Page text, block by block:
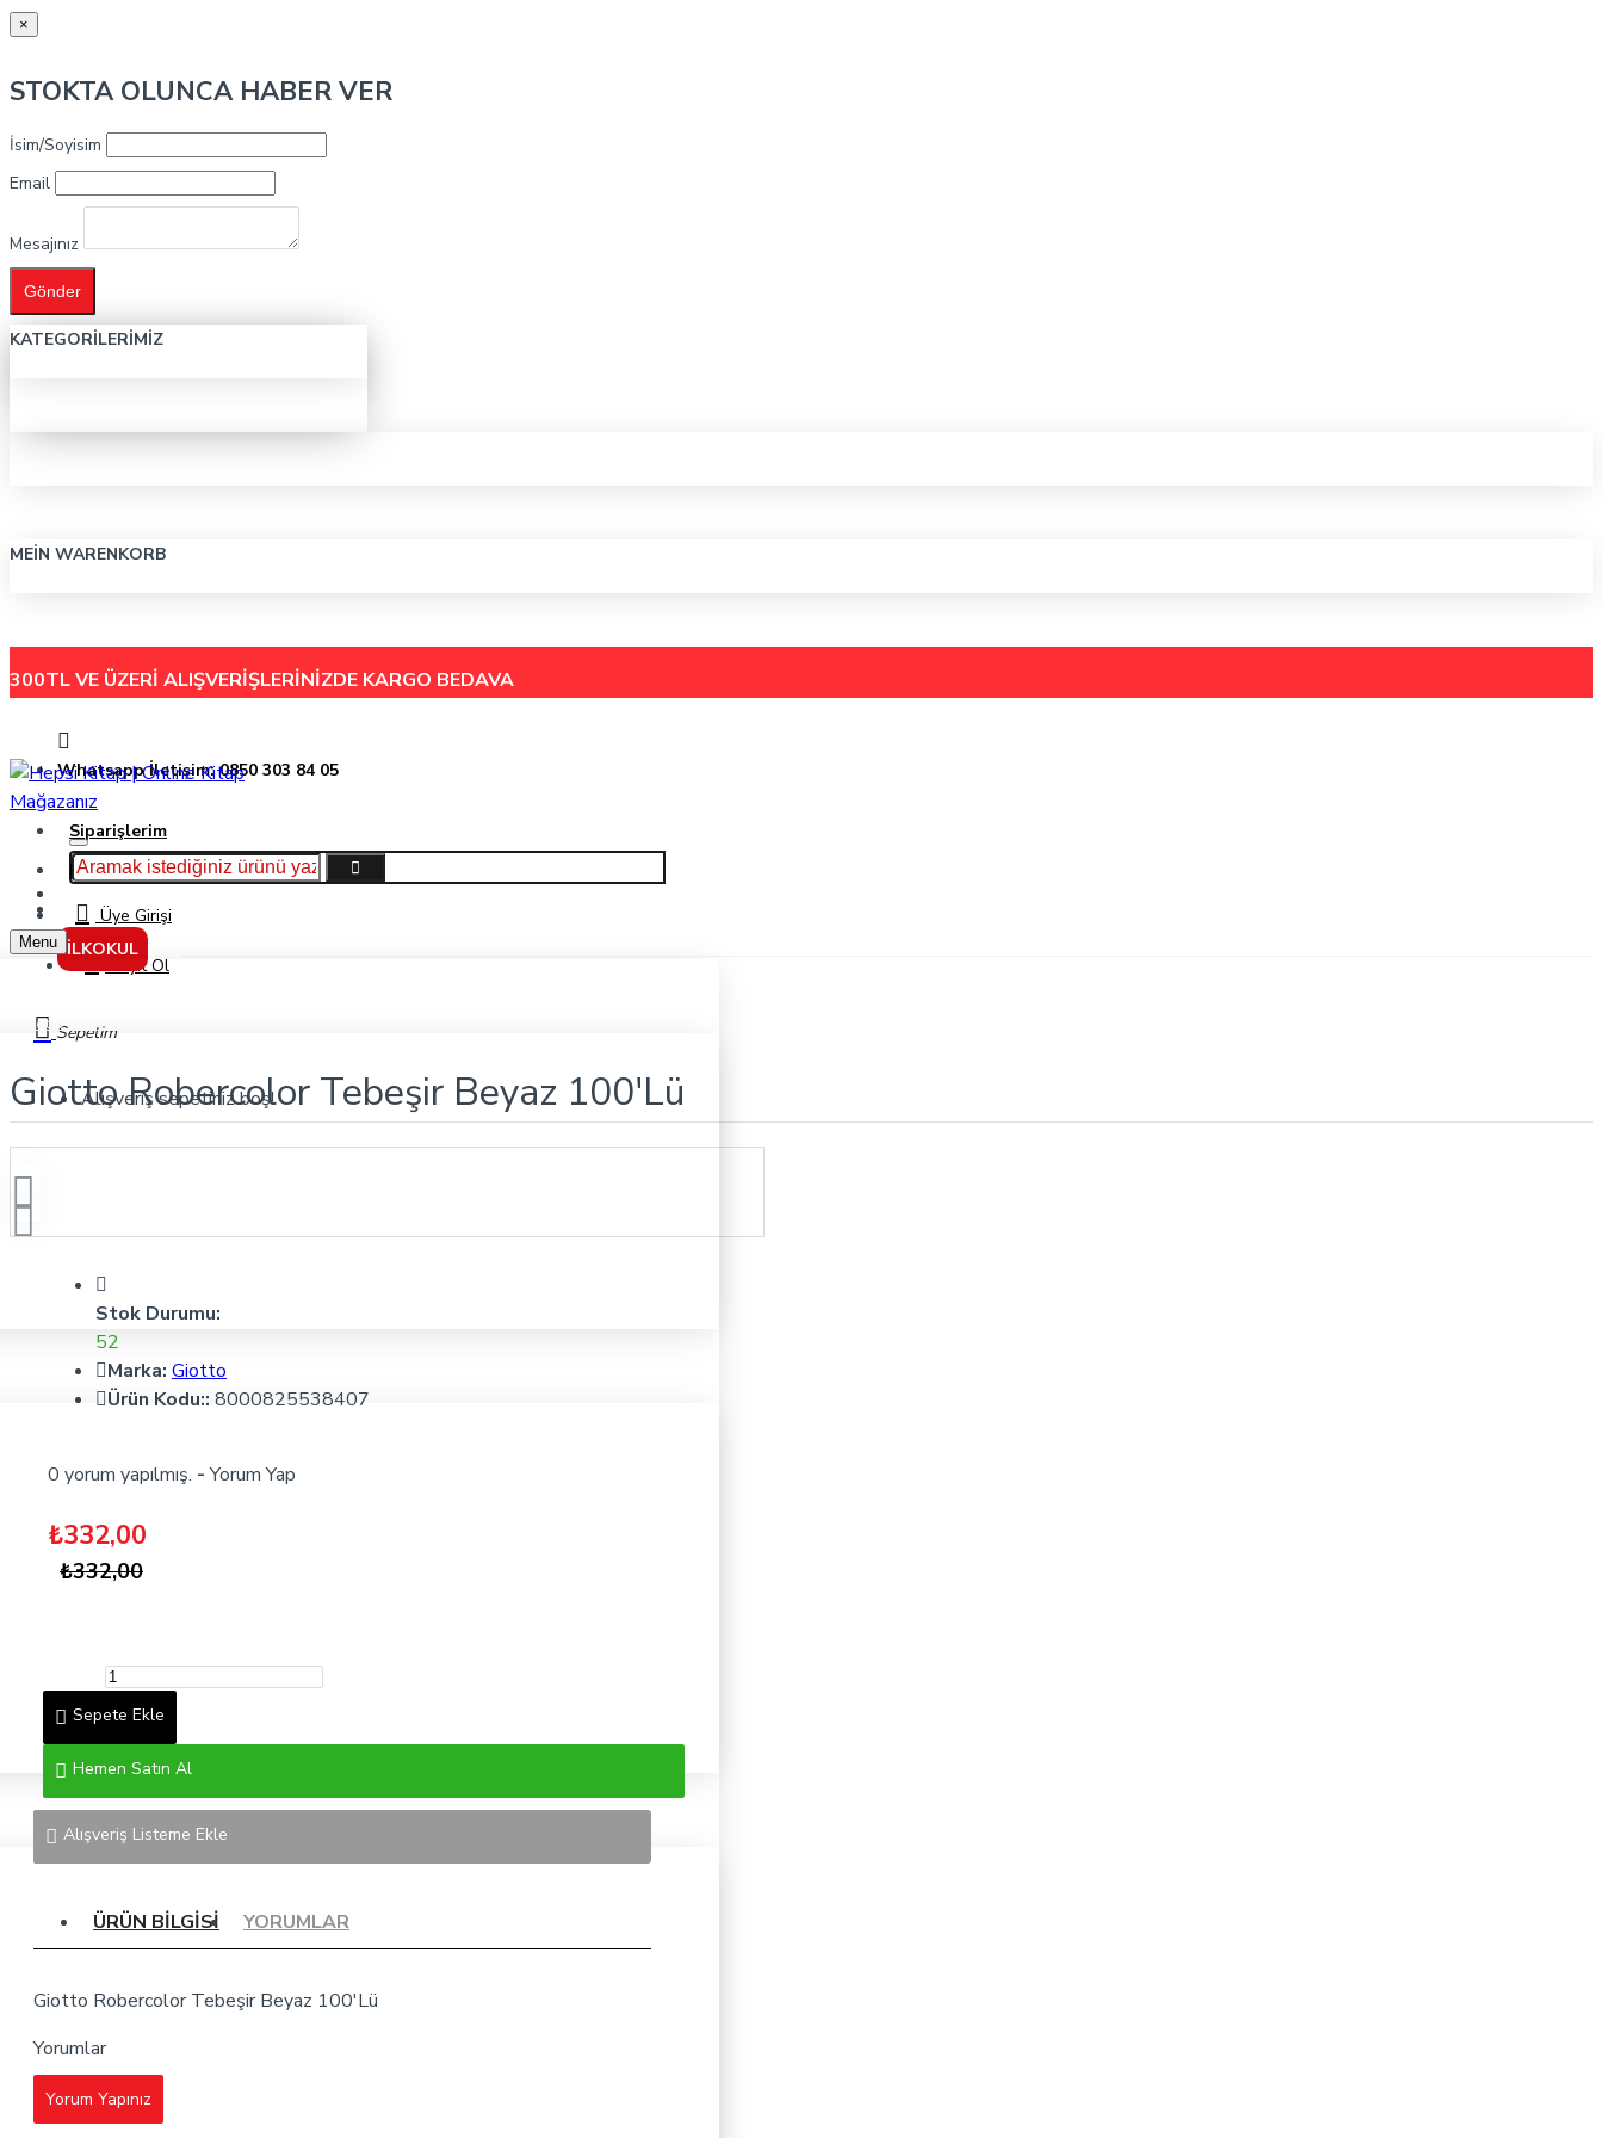
×
STOKTA OLUNCA HABER VER
İsim/Soyisim
Email
Mesajınız
Gönder
KATEGORILERIMIZ
MEIN WARENKORB
300TL VE ÜZERİ ALIŞVERİŞLERİNİZDE KARGO BEDAVA
Whatsapp İletişim: 0850 303 84 05
Siparişlerim
Hakkımızda
İletişimÜye Girişi
Kayıt Ol
Sepetim
Alışveriş sepetiniz boş!
İLKOKUL
Menu
Giotto Robercolor Tebeşir Beyaz 100'Lü
Giotto Robercolor Tebeşir Beyaz 100'Lü
Stok Durumu:
52
Marka: Giotto
Ürün Kodu:: 8000825538407
0 yorum yapılmış. - Yorum Yap
₺332,00
₺332,00
Sepete Ekle
Hemen Satın Al
Alışveriş Listeme Ekle
ÜRÜN BILGISI YORUMLAR
Giotto Robercolor Tebeşir Beyaz 100'Lü
Yorumlar
Yorum Yapınız